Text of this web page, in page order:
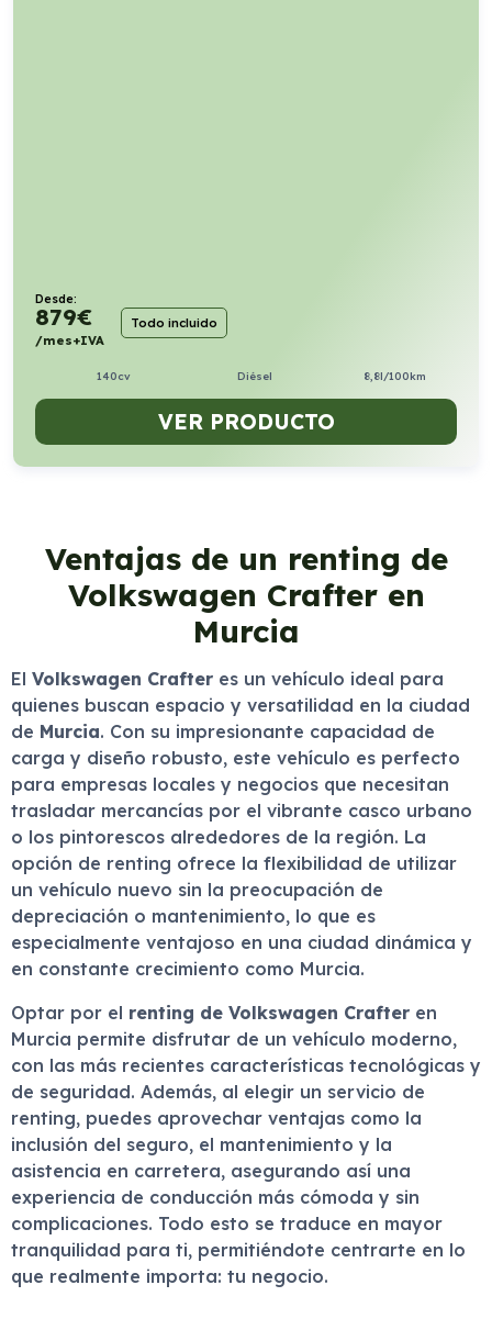
Desde:
879€
/mes+IVA
Todo incluido
140cv Diésel 8,8l/100km
VER PRODUCTO
Ventajas de un renting de
Volkswagen Crafter en
Murcia
El Volkswagen Crafter es un vehículo ideal para
quienes buscan espacio y versatilidad en la ciudad
de Murcia. Con su impresionante capacidad de
carga y diseño robusto, este vehículo es perfecto
para empresas locales y negocios que necesitan
trasladar mercancías por el vibrante casco urbano
o los pintorescos alrededores de la región. La
opción de renting ofrece la flexibilidad de utilizar
un vehículo nuevo sin la preocupación de
depreciación o mantenimiento, lo que es
especialmente ventajoso en una ciudad dinámica y
en constante crecimiento como Murcia.
Optar por el renting de Volkswagen Crafter en
Murcia permite disfrutar de un vehículo moderno,
con las más recientes características tecnológicas y
de seguridad. Además, al elegir un servicio de
renting, puedes aprovechar ventajas como la
inclusión del seguro, el mantenimiento y la
asistencia en carretera, asegurando así una
experiencia de conducción más cómoda y sin
complicaciones. Todo esto se traduce en mayor
tranquilidad para ti, permitiéndote centrarte en lo
que realmente importa: tu negocio.